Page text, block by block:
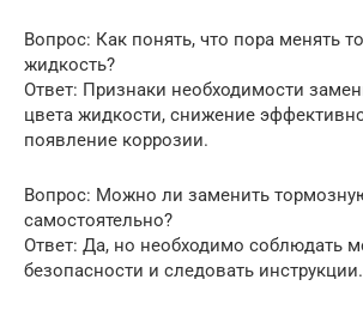
Вопрос: Как понять, что пора менять
жидкость?
Ответ: Признаки необходимости
цвета жидкости, снижение
появление коррозии.
Вопрос: Можно ли заменить
самостоятельно?
Ответ: Да, но необходимо соблюдать
безопасности и следовать инструкции.